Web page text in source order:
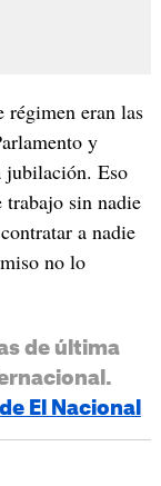
régimen eran las
y
jubilación. Eso
trabajo sin nadie
a nadie
no lo
de última
El Nacional